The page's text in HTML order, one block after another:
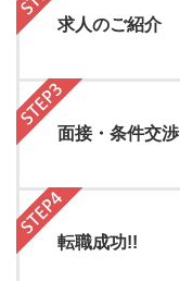
求人のご紹介
面接・条件交渉
転職成功!!